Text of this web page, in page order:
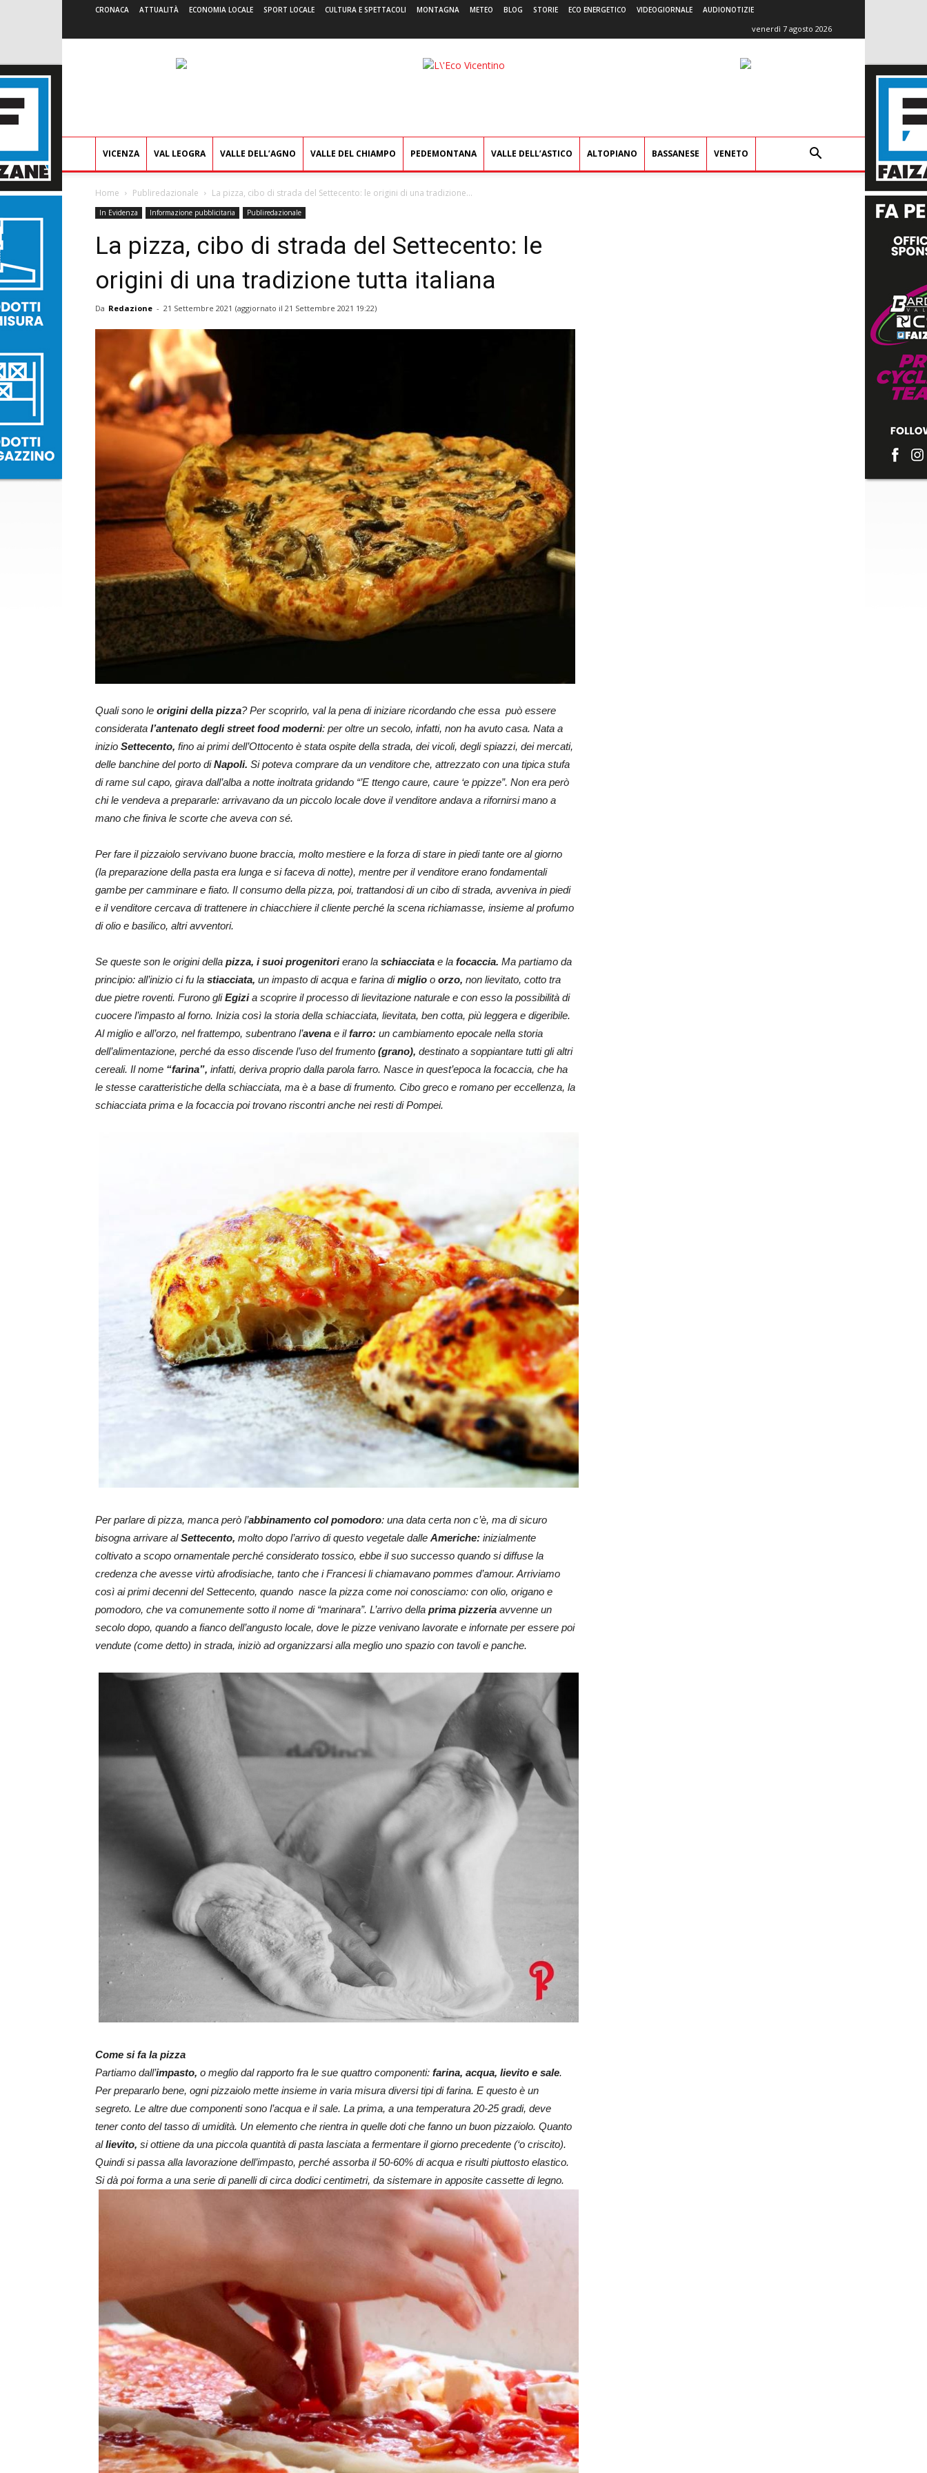
CRONACA ATTUALITÀ ECONOMIA LOCALE SPORT LOCALE CULTURA E SPETTACOLI MONTAGNA METEO BLOG STORIE ECO ENERGETICO VIDEOGIORNALE AUDIONOTIZIE
venerdì 7 agosto 2026
L'Eco
VICENZA VAL LEOGRA VALLE DELL’AGNO VALLE DEL CHIAMPO PEDEMONTANA VALLE DELL’ASTICO ALTOPIANO BASSANESE VENETO
Home Publiredazionale La pizza, cibo di strada del Settecento: le origini di una tradizione...
In Evidenza Informazione pubblicitaria Publiredazionale
La pizza, cibo di strada del Settecento: le
origini di una tradizione tutta italiana
Da Redazione - 21 Settembre 2021 (aggiornato il 21 Settembre 2021 19:22)
Quali sono le origini della pizza? Per scoprirlo, val la pena di iniziare ricordando che essa può essere
considerata l’antenato degli street food moderni: per oltre un secolo, infatti, non ha avuto casa. Nata a
inizio Settecento, fino ai primi dell’Ottocento è stata ospite della strada, dei vicoli, degli spiazzi, dei mercati,
delle banchine del porto diNapoli. Si poteva comprare da un venditore che, attrezzato con una tipica stufa
di rame sul capo, girava dall’alba a notte inoltrata gridando “’E ttengo caure, caure ‘e ppizze”. Non era però
chi le vendeva a prepararle: arrivavano da un piccolo locale dove il venditore andava a rifornirsi mano a
mano che finiva le scorte che aveva con sé.
Per fare il pizzaiolo servivano buone braccia, molto mestiere e la forza di stare in piedi tante ore al giorno
(la preparazione della pasta era lunga e si faceva di notte), mentre per il venditore erano fondamentali
gambe per camminare e fiato. Il consumo della pizza, poi, trattandosi di un cibo di strada, avveniva in piedi
e il venditore cercava di trattenere in chiacchiere il cliente perché la scena richiamasse, insieme al profumo
di olio e basilico, altri avventori.
Se queste son le origini della pizza, i suoi progenitorierano la schiacciata e la focaccia. Ma partiamo da
principio: all’inizio ci fu la stiacciata, un impasto di acqua e farina dimiglio o orzo, non lievitato, cotto tra
due pietre roventi. Furono gliEgizia scoprire il processo di lievitazione naturale e con esso la possibilità di
cuocere l’impasto al forno. Inizia così la storia della schiacciata, lievitata, ben cotta, più leggera e digeribile.
Al miglio e all’orzo, nel frattempo, subentrano l’avena e ilfarro: un cambiamento epocale nella storia
dell’alimentazione, perché da esso discende l’uso del frumento (grano), destinato a soppiantare tutti gli altri
cereali. Il nome “farina”, infatti, deriva proprio dalla parola farro. Nasce in quest’epoca la focaccia, che ha
le stesse caratteristiche della schiacciata, ma è a base di frumento. Cibo greco e romano per eccellenza, la
schiacciata prima e la focaccia poi trovano riscontri anche nei resti di Pompei.
Per parlare di pizza, manca però l’abbinamento col pomodoro: una data certa non c’è, ma di sicuro
bisogna arrivare alSettecento, molto dopo l’arrivo di questo vegetale dalle Americhe: inizialmente
coltivato a scopo ornamentale perché considerato tossico, ebbe il suo successo quando si diffuse la
credenza che avesse virtù afrodisiache, tanto che i Francesi li chiamavano pommes d’amour. Arriviamo
così ai primi decenni del Settecento, quando nasce la pizza come noi conosciamo: con olio, origano e
pomodoro, che va comunemente sotto il nome di “marinara”. L’arrivo della prima pizzeria avvenne un
secolo dopo, quando a fianco dell’angusto locale, dove le pizze venivano lavorate e infornate per essere poi
vendute (come detto) in strada, iniziò ad organizzarsi alla meglio uno spazio con tavoli e panche.
Come si fa la pizza
Partiamo dall’impasto, o meglio dal rapporto fra le sue quattro componenti: farina, acqua, lievito e sale.
Per prepararlo bene, ogni pizzaiolo mette insieme in varia misura diversi tipi di farina. E questo è un
segreto. Le altre due componenti sono l’acqua e il sale. La prima, a una temperatura 20-25 gradi, deve
tener conto del tasso di umidità. Un elemento che rientra in quelle doti che fanno un buon pizzaiolo. Quanto
allievito, si ottiene da una piccola quantità di pasta lasciata a fermentare il giorno precedente (‘o criscito).
Quindi si passa alla lavorazione dell’impasto, perché assorba il 50-60% di acqua e risulti piuttosto elastico.
Si dà poi forma a una serie di panelli di circa dodici centimetri, da sistemare in apposite cassette di legno.